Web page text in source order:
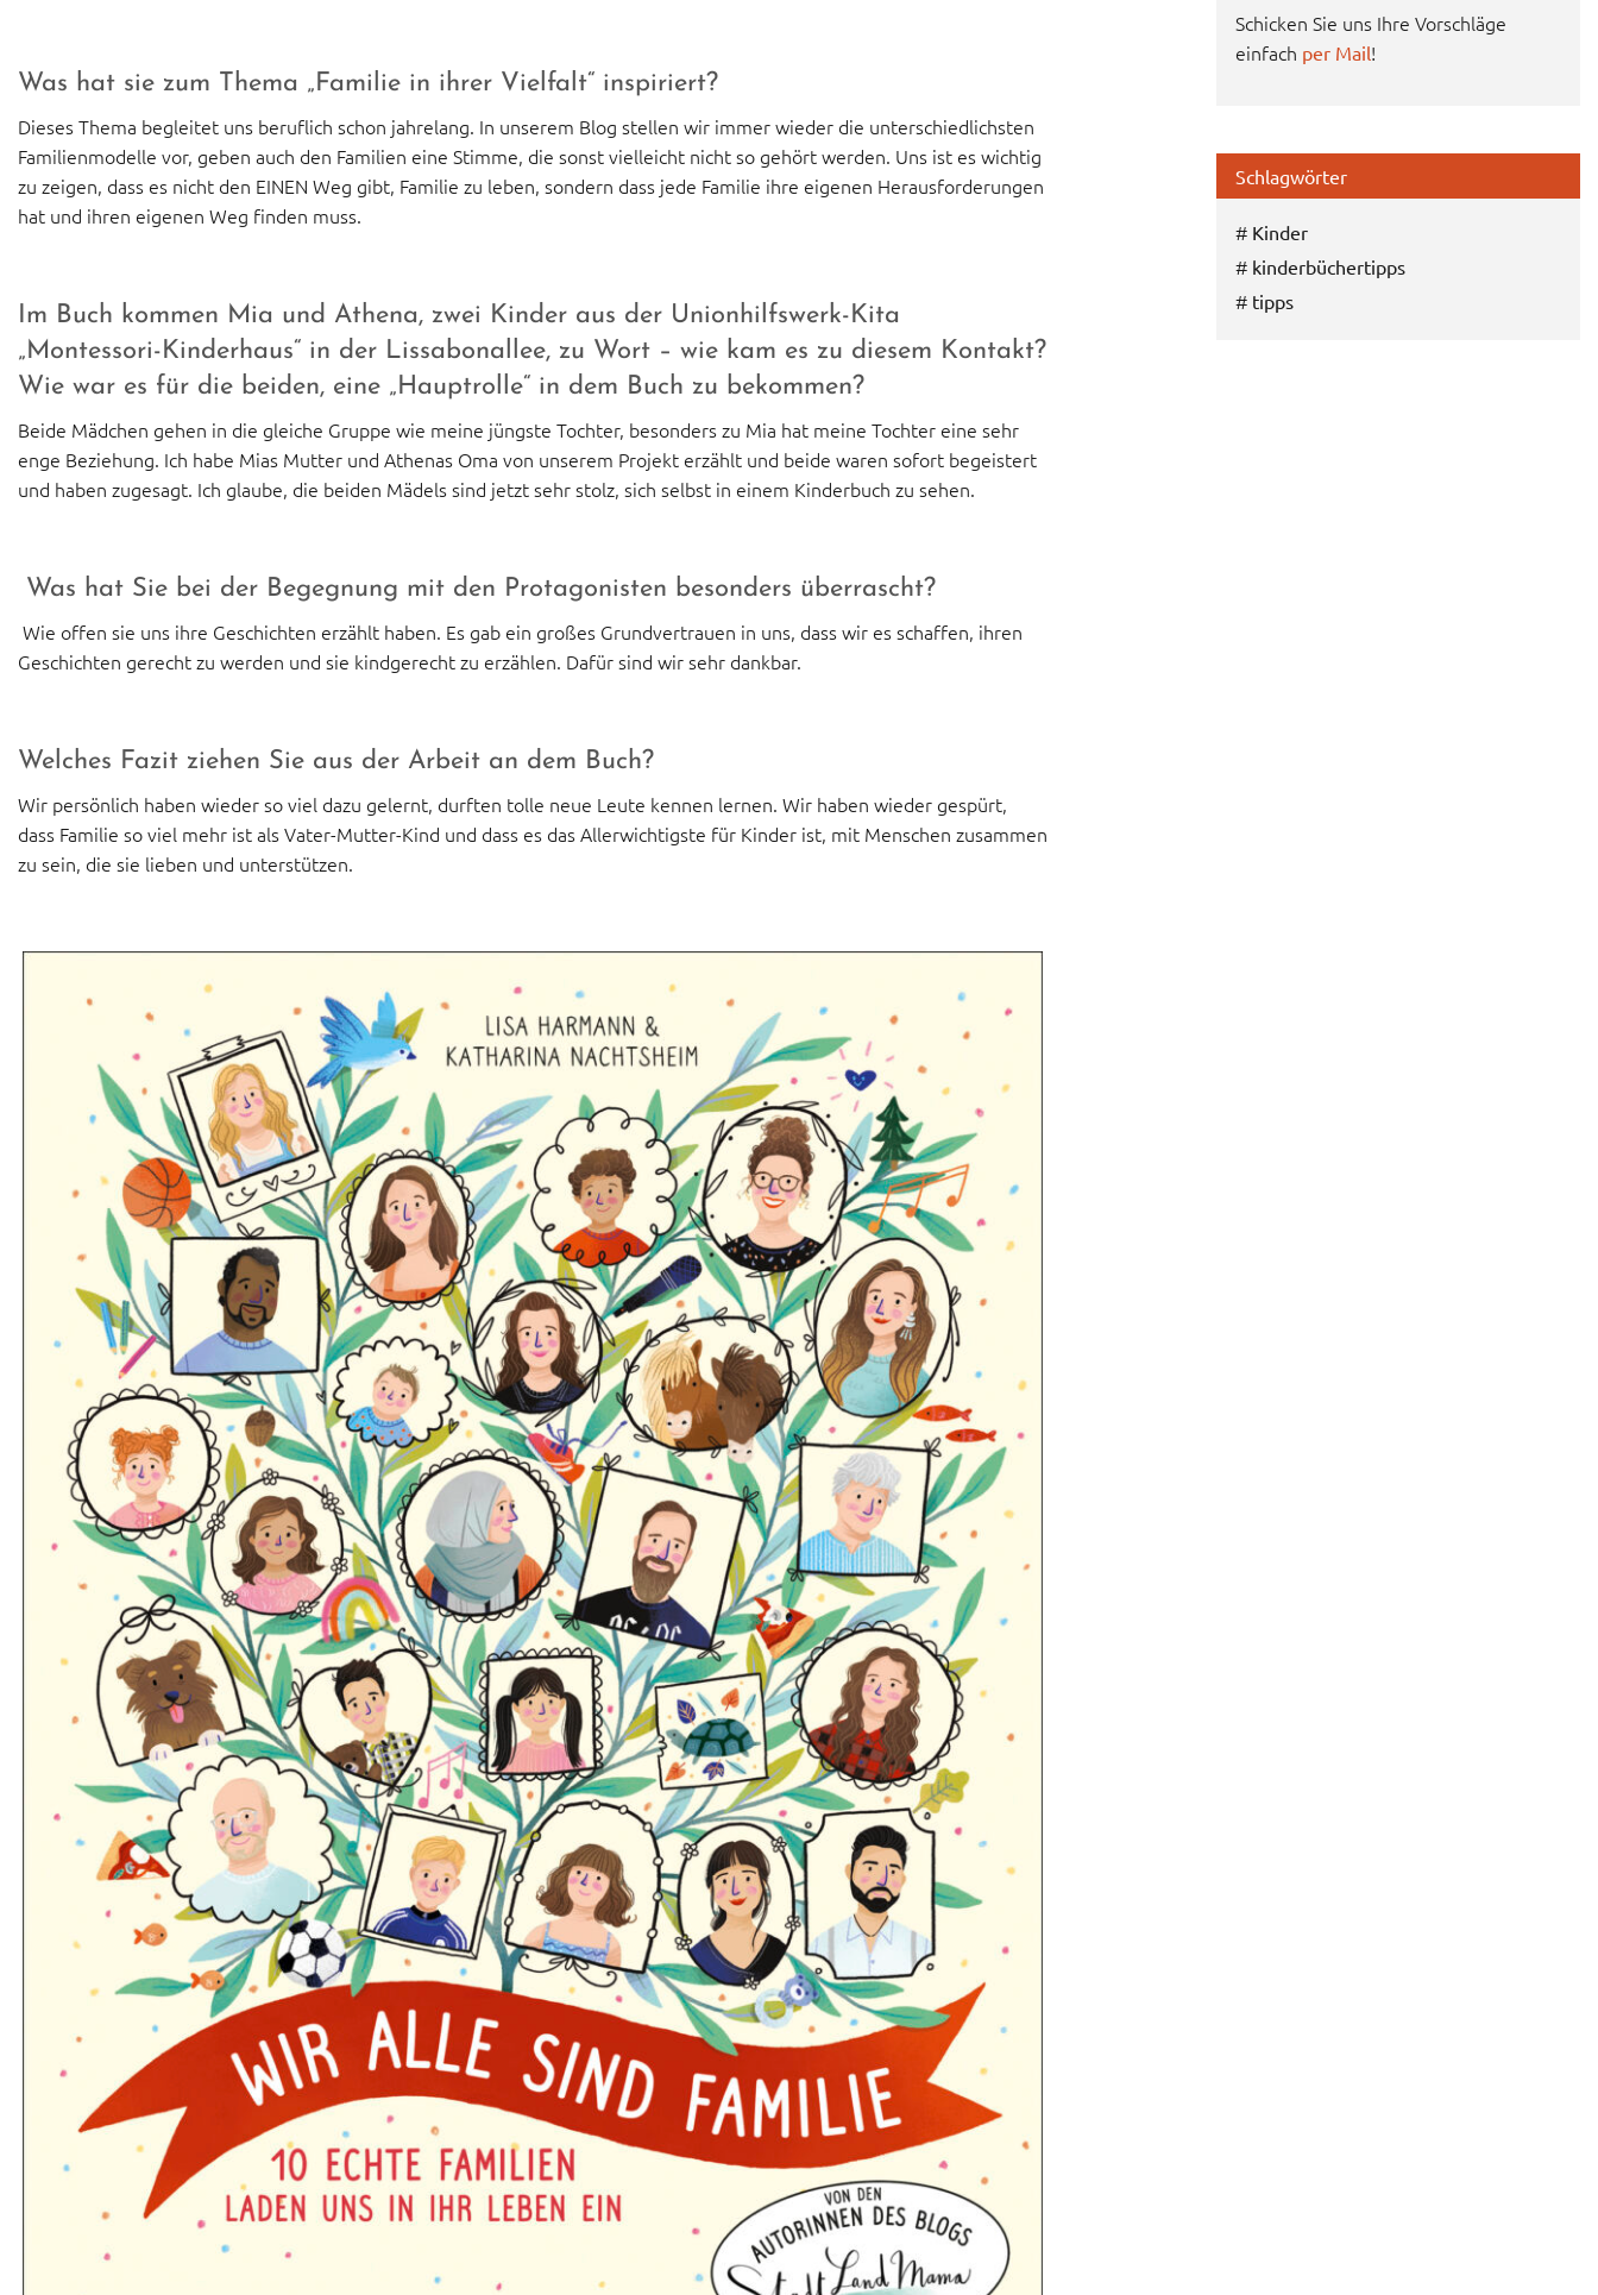
Was hat sie zum Thema „Familie in ihrer Vielfalt“ inspiriert?
Dieses Thema begleitet uns beruflich schon jahrelang. In unserem Blog stellen wir immer wieder die unterschiedlichsten
Familienmodelle vor, geben auch den Familien eine Stimme, die sonst vielleicht nicht so gehört werden. Uns ist es wichtig
zu zeigen, dass es nicht den EINEN Weg gibt, Familie zu leben, sondern dass jede Familie ihre eigenen Herausforderungen
hat und ihren eigenen Weg finden muss.
Im Buch kommen Mia und Athena, zwei Kinder aus der Unionhilfswerk-Kita
„Montessori-Kinderhaus“ in der Lissabonallee, zu Wort – wie kam es zu diesem Kontakt?
Wie war es für die beiden, eine „Hauptrolle“ in dem Buch zu bekommen?
Beide Mädchen gehen in die gleiche Gruppe wie meine jüngste Tochter, besonders zu Mia hat meine Tochter eine sehr
enge Beziehung. Ich habe Mias Mutter und Athenas Oma von unserem Projekt erzählt und beide waren sofort begeistert
und haben zugesagt. Ich glaube, die beiden Mädels sind jetzt sehr stolz, sich selbst in einem Kinderbuch zu sehen.
Was hat Sie bei der Begegnung mit den Protagonisten besonders überrascht?
Wie offen sie uns ihre Geschichten erzählt haben. Es gab ein großes Grundvertrauen in uns, dass wir es schaffen, ihren
Geschichten gerecht zu werden und sie kindgerecht zu erzählen. Dafür sind wir sehr dankbar.
Welches Fazit ziehen Sie aus der Arbeit an dem Buch?
Wir persönlich haben wieder so viel dazu gelernt, durften tolle neue Leute kennen lernen. Wir haben wieder gespürt,
dass Familie so viel mehr ist als Vater-Mutter-Kind und dass es das Allerwichtigste für Kinder ist, mit Menschen zusammen
zu sein, die sie lieben und unterstützen.
Schicken Sie uns Ihre Vorschläge
einfach per Mail!
Schlagwörter
# Kinder
# kinderbüchertipps
# tipps